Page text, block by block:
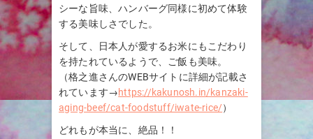
シーな旨味、ハンバーグ同様に初めて体験
する美味しさでした。
そして、日本人が愛するお米にもこだわり
を持たれているようで、ご飯も美味。
（格之進さんのWEBサイトに詳細が記載さ
れています→https://kakunosh.in/kanzaki-
aging-beef/cat-foodstuff/iwate-rice/）
どれもが本当に、絶品！！